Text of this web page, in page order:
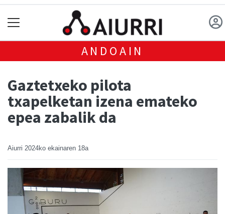
ANDOAIN
Gaztetxeko pilota
txapelketan izena emateko
epea zabalik da
Aiurri 2024ko ekainaren 18a